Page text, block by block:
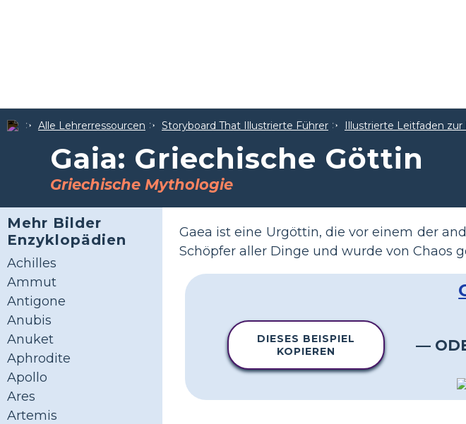
Alle Lehrerressourcen Storyboard That Illustrierte Führer Illustrierte Leitfaden
Gaia: Griechische Göttin
Griechische Mythologie
Mehr Bilder
Enzyklopädien
Achilles
Ammut
Antigone
Anubis
Anuket
Aphrodite
Apollo
Ares
Artemis
Gaea ist eine Urgöttin, die vor einem der
Schöpfer aller Dinge und wurde von Chaos
DIESES BEISPIEL
KOPIEREN
—